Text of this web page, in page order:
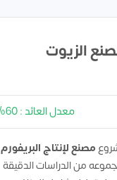
الزيوت
معدل العائد : 60%
مصنع لإنتاج البريفورم
من الدراسات الدقيقة